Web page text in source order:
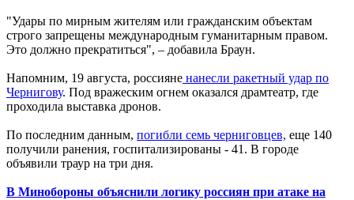
"Удары по мирным жителям или гражданским объектам
строго запрещены международным гуманитарным правом.
Это должно прекратиться", – добавила Браун.
Напомним, 19 августа, россияне нанесли ракетный удар по
Чернигову. Под вражеским огнем оказался драмтеатр, где
проходила выставка дронов.
По последним данным, погибли семь черниговцев, еще 140
получили ранения, госпитализированы - 41. В городе
объявили траур на три дня.
В Минобороны объяснили логику россиян при атаке на